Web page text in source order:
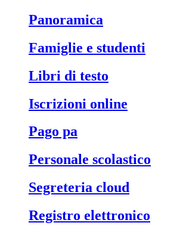
panoramica
famiglie e studenti
libri di testo
iscrizioni online
pago pa
personale scolastico
segreteria cloud
registro elettronico